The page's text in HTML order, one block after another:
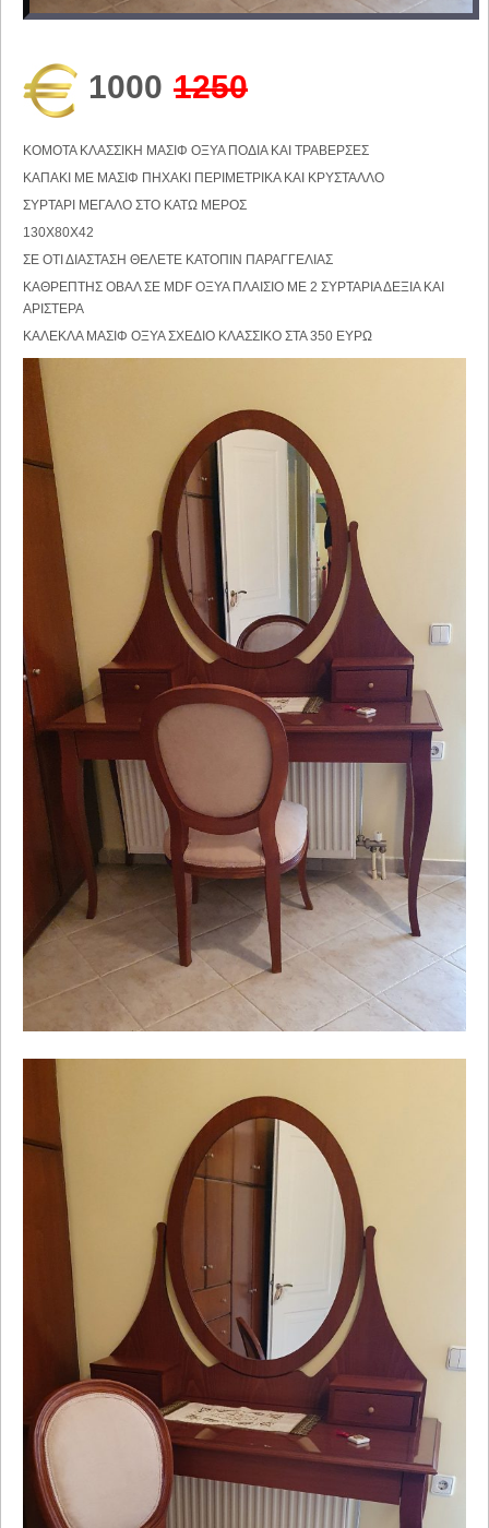
1000 1250
ΚΟΜΟΤΑ ΚΛΑΣΣΙΚΗ ΜΑΣΙΦ ΟΞΥΑ ΠΟΔΙΑ ΚΑΙ ΤΡΑΒΕΡΣΕΣ
ΚΑΠΑΚΙ ΜΕ ΜΑΣΙΦ ΠΗΧΑΚΙ ΠΕΡΙΜΕΤΡΙΚΑ ΚΑΙ ΚΡΥΣΤΑΛΛΟ
ΣΥΡΤΑΡΙ ΜΕΓΑΛΟ ΣΤΟ ΚΑΤΩ ΜΕΡΟΣ
130Χ80Χ42
ΣΕ ΟΤΙ ΔΙΑΣΤΑΣΗ ΘΕΛΕΤΕ ΚΑΤΟΠΙΝ ΠΑΡΑΓΓΕΛΙΑΣ
ΚΑΘΡΕΠΤΗΣ ΟΒΑΛ ΣΕ MDF ΟΞΥΑ ΠΛΑΙΣΙΟ ΜΕ 2 ΣΥΡΤΑΡΙΑ ΔΕΞΙΑ ΚΑΙ
ΑΡΙΣΤΕΡΑ
ΚΑΛΕΚΛΑ ΜΑΣΙΦ ΟΞΥΑ ΣΧΕΔΙΟ ΚΛΑΣΣΙΚΟ ΣΤΑ 350 ΕΥΡΩ